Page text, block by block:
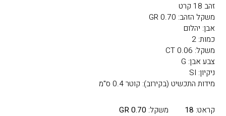
זהב 18 קרט
משקל הזהב: 0.70 GR
אבן: יהלום
כמות: 2
משקל: 0.06 CT
צבע אבן: G
ניקיון: SI
מידות התכשיט (בקירוב): קוטר 0.4 ס"מ
קראט: 18 משקל: 0.70 GR